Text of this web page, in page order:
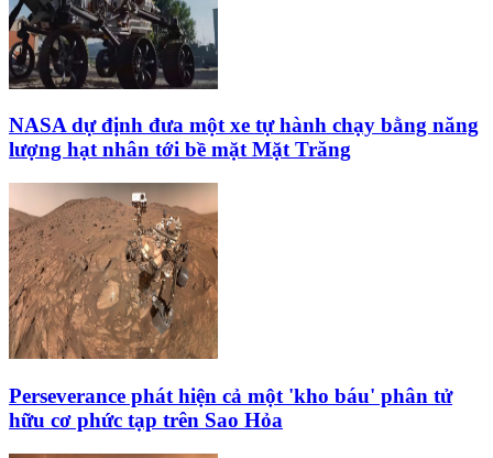
NASA dự định đưa một xe tự hành chạy bằng năng
lượng hạt nhân tới bề mặt Mặt Trăng
Perseverance phát hiện cả một 'kho báu' phân tử
hữu cơ phức tạp trên Sao Hỏa